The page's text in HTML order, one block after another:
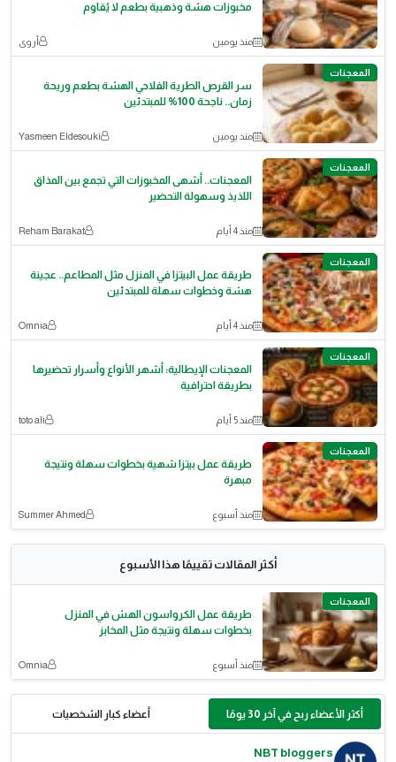
مخبوزات هشة وذهبية بطعم لا يُقاوم
منذ يومين أروى
المعجنات
سر القرص الطرية الفلاحي الهشة بطعم وريحة
زمان.. ناجحة 100% للمبتدئين
منذ يومين Yasmeen Eldesouki
المعجنات
المعجنات.. أشهى المخبوزات التي تجمع بين المذاق
اللذيذ وسهولة التحضير
منذ 4 أيام Reham Barakat
المعجنات
طريقة عمل البيتزا في المنزل مثل المطاعم.. عجينة
هشة وخطوات سهلة للمبتدئين
منذ 4 أيام Omnia
المعجنات
المعجنات الإيطالية: أشهر الأنواع وأسرار تحضيرها
بطريقة احترافية
منذ 5 أيام toto ali
المعجنات
طريقة عمل بيتزا شهية بخطوات سهلة ونتيجة
مبهرة
منذ أسبوع Summer Ahmed
أكثر المقالات تقييمًا هذا الأسبوع
المعجنات
طريقة عمل الكرواسون الهش في المنزل
بخطوات سهلة ونتيجة مثل المخابز
منذ أسبوع Omnia
أكثر الأعضاء ربح في آخر 30 يومًا أعضاء كبار الشخصيات
NBT bloggers